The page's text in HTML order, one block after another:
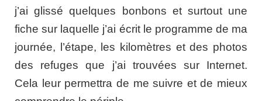
j’ai glissé quelques bonbons et surtout une
fiche sur laquelle j’ai écrit le programme de ma
journée, l’étape, les kilomètres et des photos
des refuges que j’ai trouvées sur Internet.
Cela leur permettra de me suivre et de mieux